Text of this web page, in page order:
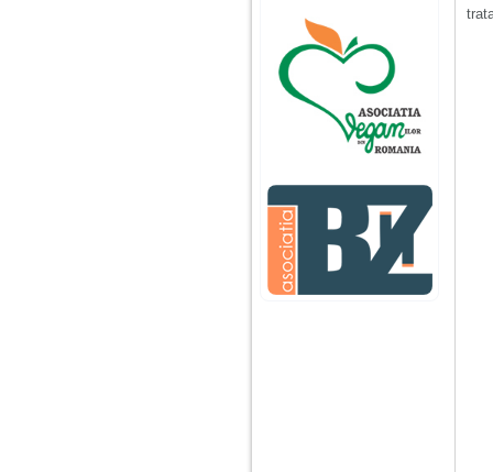
ani, privind in urma
realizez cat de multe
greseli am facut in
educatia si cresterea
ei, am fost o mama
egoista, preocupata
de implinirea
profesionala, cand ea
era mica am neglijat-
agresiva, orice
greseala era taxata cu
o palma sau pedepse.
De 4 ani am o relatie
serioasa cu un barbat